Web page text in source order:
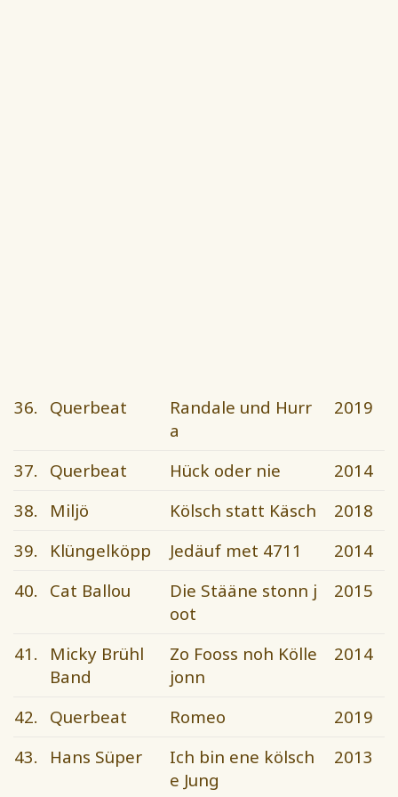
36. Querbeat
Randale und Hurr
a
2019
37. Querbeat Hück oder nie
2014
38.
Miljö Kölsch statt Käsch
2018
39.
Klüngelköpp Jedäuf met 4711
2014
40.
Cat Ballou
Die Stääne stonn j
oot
2015
41.
Micky Brühl
Band
Zo Fooss noh Kölle
jonn
2014
42. Querbeat Romeo
2019
43.
Hans Süper
Ich bin ene kölsch
e Jung
2013